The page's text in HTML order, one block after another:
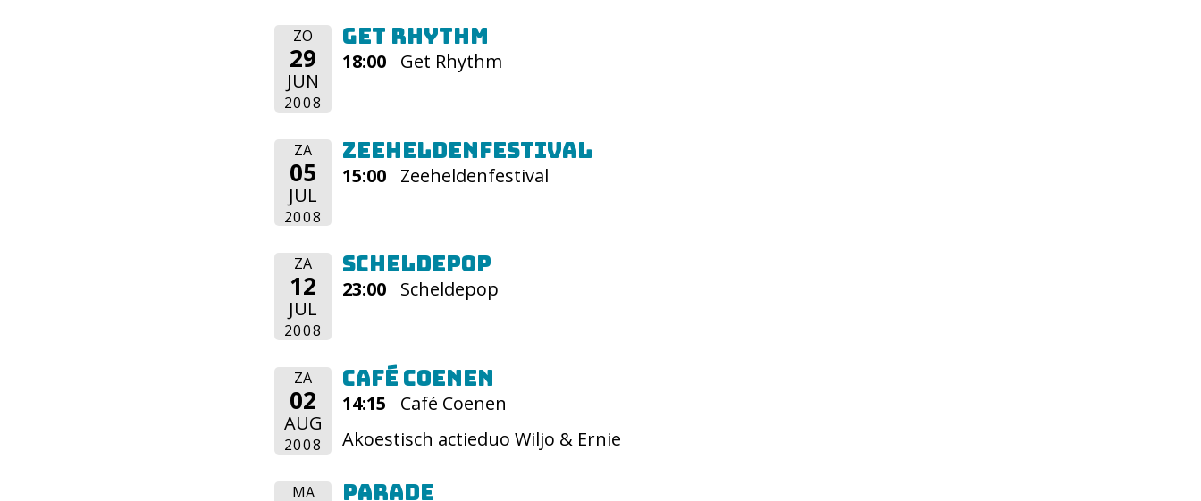
ZO
29
JUN
2008
Get Rhythm
18:00 Get Rhythm
ZA
05
JUL
2008
Zeeheldenfestival
15:00 Zeeheldenfestival
ZA
12
JUL
2008
Scheldepop
23:00 Scheldepop
ZA
02
AUG
2008
Café Coenen
14:15
Café Coenen
Akoestisch actieduo Wiljo & Ernie
MA Parade